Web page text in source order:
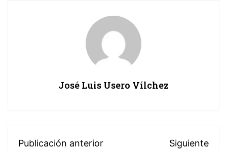
José Luis Usero Vílchez
Publicación anterior
Siguiente